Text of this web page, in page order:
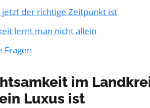
der richtige Zeitpunkt ist
lernt man nicht allein
Fragen
im
Luxus ist